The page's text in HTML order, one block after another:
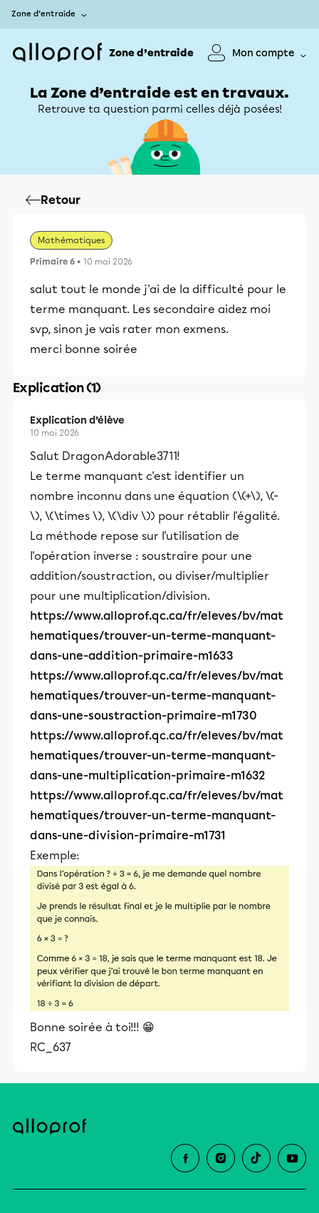
Zone d’entraide
Zone d’entraide Mon compte
La Zone d’entraide est en travaux.
Retrouve ta question parmi celles déjà posées!
Retour
Mathématiques
Primaire 6 • 10 mai 2026
salut tout le monde j'ai de la difficulté pour le
terme manquant. Les secondaire aidez moi
svp, sinon je vais rater mon exmens.
merci bonne soirée
Explication (1)
Explication d’élève
10 mai 2026
Salut DragonAdorable3711!
Le terme manquant c'est identifier un
nombre inconnu dans une équation (\(+\), \(-
\), \(\times \), \(\div \)) pour rétablir l'égalité.
La méthode repose sur l'utilisation de
l'opération inverse : soustraire pour une
addition/soustraction, ou diviser/multiplier
pour une multiplication/division.
https://www.alloprof.qc.ca/fr/eleves/bv/mat
hematiques/trouver-un-terme-manquant-
dans-une-addition-primaire-m1633
https://www.alloprof.qc.ca/fr/eleves/bv/mat
hematiques/trouver-un-terme-manquant-
dans-une-soustraction-primaire-m1730
https://www.alloprof.qc.ca/fr/eleves/bv/mat
hematiques/trouver-un-terme-manquant-
dans-une-multiplication-primaire-m1632
https://www.alloprof.qc.ca/fr/eleves/bv/mat
hematiques/trouver-un-terme-manquant-
dans-une-division-primaire-m1731
Exemple:
Bonne soirée à toi!!! 😁
RC_637